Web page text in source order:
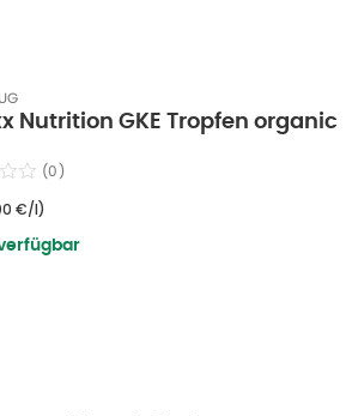
Nutrition GKE Tropfen organic
(0)
€/l)